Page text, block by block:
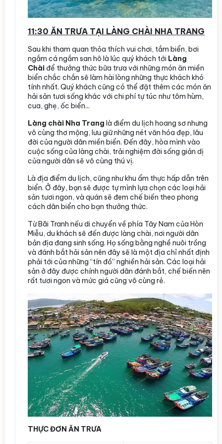
11:30 ĂN TRƯA TẠI LÀNG CHÀI NHA TRANG
Sau khi tham quan thỏa thích vui chơi, tắm biển, bơi
ngắm cá ngắm san hô là lúc quý khách tới Làng
Chàiđể thưởng thức bữa trưa với những món ăn miền
biển chắc chắn sẽ làm hài lòng những thực khách khó
tính nhất. Quý khách cũng có thể đặt thêm các món ăn
hải sản tươi sống khác với chi phí tự túc như tôm hùm,
cua, ghẹ, ốc biển...
Làng chài Nha Trang là điểm du lịch hoang sơ nhưng
vô cùng thơ mộng, lưu giữ những nét văn hóa đẹp, lâu
đời của người dân miền biển. Đến đây, hòa mình vào
cuộc sống của làng chài, trải nghiệm đời sống giản dị
của người dân sẽ vô cùng thú vị.
Là địa điểm du lịch, cũng như khu ẩm thực hấp dẫn trên
biển. Ở đây, bạn sẽ được tự mình lựa chọn các loại hải
sản tươi ngon, và quán sẽ đem chế biến theo phong
cách dân biển cho bạn thưởng thức.
Từ Bãi Tranh nếu di chuyển về phía Tây Nam của Hòn
Miễu, du khách sẽ đến được làng chài, nơi người dân
bản địa đang sinh sống. Họ sống bằng nghề nuôi trồng
và đánh bắt hải sản nên đây sẽ là một địa chỉ nhất định
phải tới của những “tín đồ” nghiền hải sản. Các loại hải
sản ở đây được chính người dân đánh bắt, chế biến nên
rất tươi ngon và mức giá cũng vô cùng rẻ.
THỰC ĐƠN ĂN TRƯA